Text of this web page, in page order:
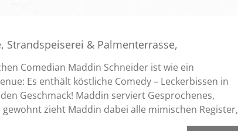
, Strandspeiserei & Palmenterrasse,
Comedian Maddin Schneider ist wie ein
Es enthält köstliche Comedy – Leckerbissen in
Geschmack! Maddin serviert Gesprochenes,
gewohnt zieht Maddin dabei alle mimischen Register,
Büchern oder hessische Swing Songs eine